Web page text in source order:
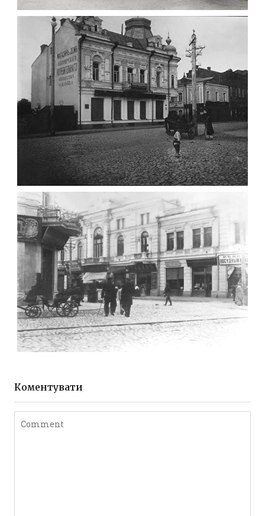
ПАВІЛЬЙОН МОРОЗИВА ЖИТОМИР 1947
Фото Житомир (1945-
1960)
Leave a comment
ФОТО ЖИТОМИРА 1905 ВУЛ.
МИХАЙЛІВСЬКА-СКОРУЛЬСЬКОГО
Фото Житомира період
до 1917 року
Leave a comment
ЖИТОМИР МИХАЙЛІВСЬКА 1903 РОКУ
Коментувати